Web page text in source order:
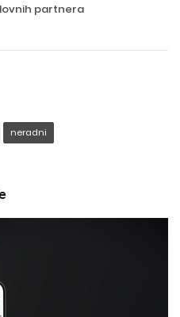
partnera
neradni